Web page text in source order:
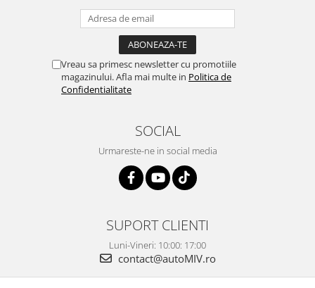
Vreau sa primesc newsletter cu promotiile
magazinului. Afla mai multe in Politica de
Confidentialitate
SOCIAL
Urmareste-ne in social media
SUPORT CLIENTI
Luni-Vineri: 10:00: 17:00
contact@autoMIV.ro